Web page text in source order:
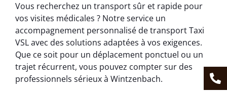
Vous recherchez un transport sûr et rapide pour
vos visites médicales ? Notre service un
accompagnement personnalisé de transport Taxi
VSL avec des solutions adaptées à vos exigences.
Que ce soit pour un déplacement ponctuel ou un
trajet récurrent, vous pouvez compter sur des
professionnels sérieux à Wintzenbach.